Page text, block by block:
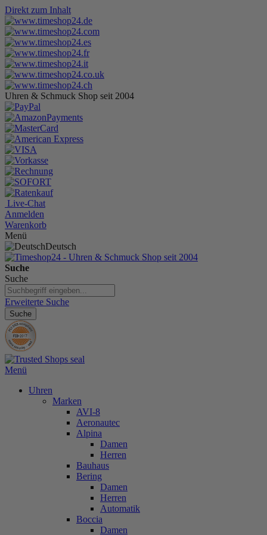
Direkt zum Inhalt
Uhren & Schmuck Shop seit 2004
Live-Chat
Anmelden
Warenkorb
Menü
Deutsch
Suche
Suche
Erweiterte Suche
Suche
Menü
Uhren
Marken
AVI-8
Aeronautec
Alpina
Damen
Herren
Bauhaus
Bering
Damen
Herren
Automatik
Boccia
Damen